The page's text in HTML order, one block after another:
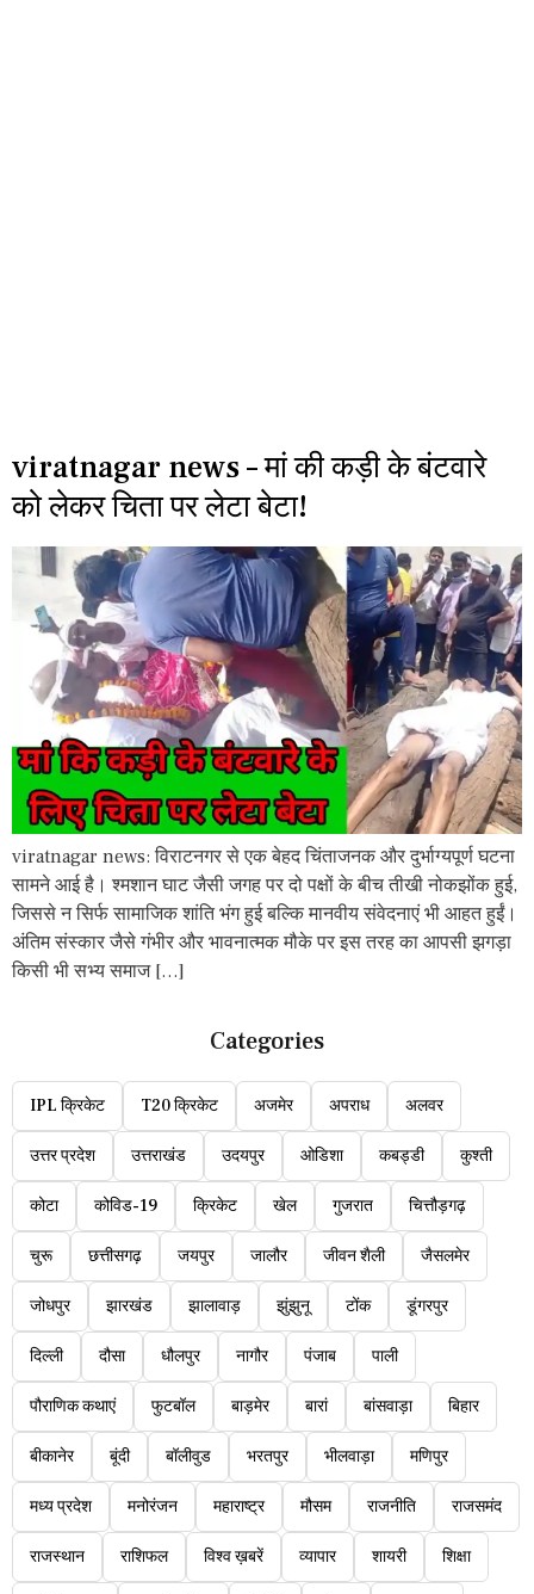
viratnagar news – मां की कड़ी के बंटवारे
को लेकर चिता पर लेटा बेटा!
viratnagar news: विराटनगर से एक बेहद चिंताजनक और दुर्भाग्यपूर्ण घटना
सामने आई है। श्मशान घाट जैसी जगह पर दो पक्षों के बीच तीखी नोकझोंक हुई,
जिससे न सिर्फ सामाजिक शांति भंग हुई बल्कि मानवीय संवेदनाएं भी आहत हुईं।
अंतिम संस्कार जैसे गंभीर और भावनात्मक मौके पर इस तरह का आपसी झगड़ा
किसी भी सभ्य समाज […]
Categories
IPL क्रिकेट T20 क्रिकेट अजमेर अपराध अलवर
उत्तर प्रदेश उत्तराखंड उदयपुर ओडिशा कबड्डी कुश्ती
कोटा कोविड-19 क्रिकेट खेल गुजरात चित्तौड़गढ़
चुरू छत्तीसगढ़ जयपुर जालौर जीवन शैली जैसलमेर
जोधपुर झारखंड झालावाड़ झुंझुनू टोंक डूंगरपुर
दिल्ली दौसा धौलपुर नागौर पंजाब पाली
पौराणिक कथाएं फुटबॉल बाड़मेर बारां बांसवाड़ा बिहार
बीकानेर बूंदी बॉलीवुड भरतपुर भीलवाड़ा मणिपुर
मध्य प्रदेश मनोरंजन महाराष्ट्र मौसम राजनीति राजसमंद
राजस्थान राशिफल विश्व ख़बरें व्यापार शायरी शिक्षा